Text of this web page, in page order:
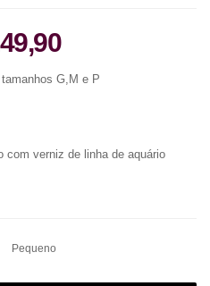
G,M e P
com verniz de linha de aquário
Pequeno